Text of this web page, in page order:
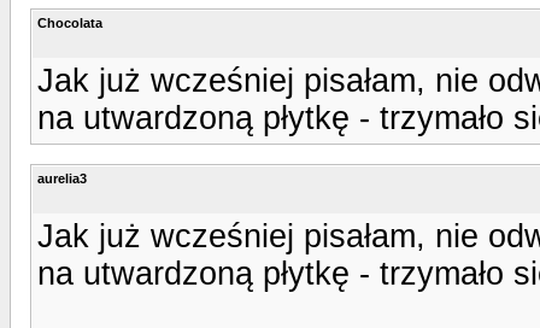
Chocolata
Jak już wcześniej pisałam, nie
na utwardzoną płytkę - trzymało
aurelia3
Jak już wcześniej pisałam, nie
na utwardzoną płytkę - trzymało